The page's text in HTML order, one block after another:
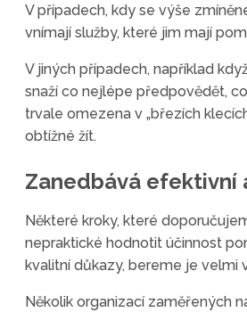
V případech, kdy se výše
vnímají služby, které jim mají
V jiných případech, například
snaží co nejlépe předpovědět,
trvale omezena v „březích
obtížné žít.
Zanedbává efektivní
Některé kroky, které
nepraktické hodnotit účinnost
kvalitní důkazy, bereme je velmi
Několik organizací zaměřených